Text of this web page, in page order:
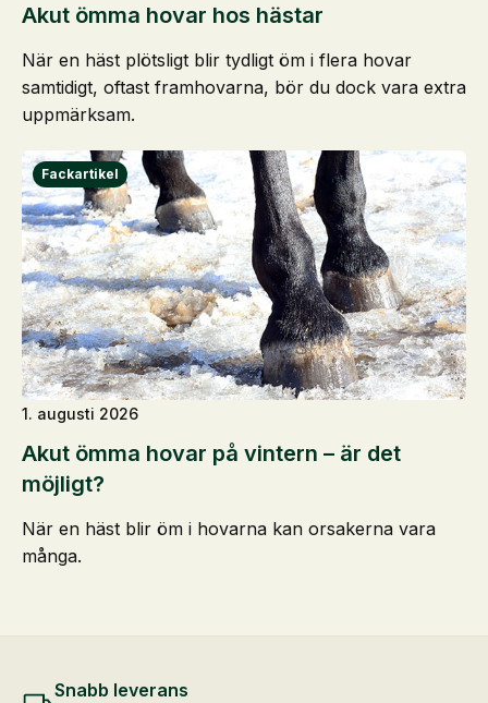
Akut ömma hovar hos hästar
När en häst plötsligt blir tydligt öm i flera hovar
samtidigt, oftast framhovarna, bör du dock vara extra
uppmärksam.
Akut ömma hovar på vintern – är det
möjligt?
1. augusti 2026
När en häst blir öm i hovarna kan orsakerna vara
många.
Snabb leverans